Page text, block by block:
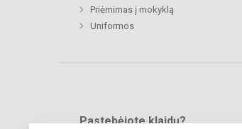
Priėmimas į mokyklą
Uniformos
Pastebėjote klaidų?